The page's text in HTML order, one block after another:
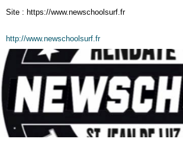
Site : https://www.newschoolsurf.fr
http://www.newschoolsurf.fr